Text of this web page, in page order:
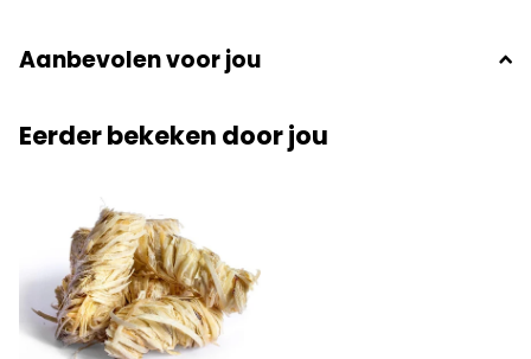
Aanbevolen voor jou
Eerder bekeken door jou